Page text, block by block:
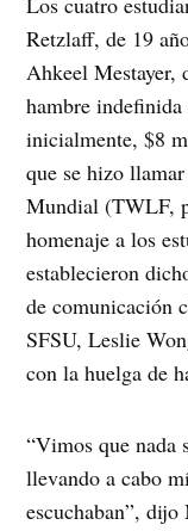
Retzlaff, de 19
Ahkeel Mestayer,
hambre
inicialmente, $8
que se hizo
Mundial (TWLF,
homenaje a los
establecieron
de comunicación
SFSU, Leslie
con la huelga de
“Vimos que nada
llevando a cabo
escuchaban”, dijo